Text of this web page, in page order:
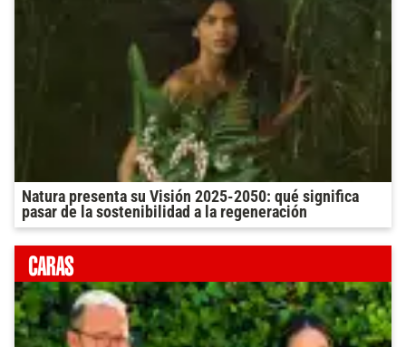
Natura presenta su Visión 2025-2050: qué significa
pasar de la sostenibilidad a la regeneración